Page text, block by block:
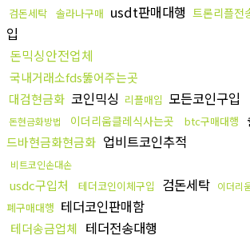
검돈세탁 솔라나구매 usdt판매대행 트론리플전
입
돈믹싱안전업체
국내거래소fds뚫어주는곳
대검현금화 코인믹싱 리플매입 모든코인구입
돈현금화방법 이더리움클레식사는곳 btc구매대행
드바현금화현금화 업비트코인추적
비트코인손대손
usdc구입처 테더코인이체구입 검돈세탁 이더리
폐구매대행 테더코인판매함
테더송금업체 테더전송대행